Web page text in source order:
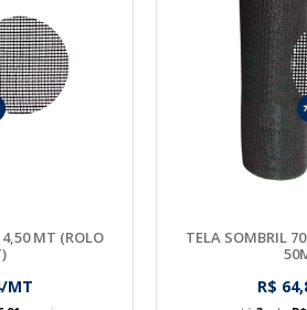
MT (ROLO
MT
TELA SOMBRIL
R$